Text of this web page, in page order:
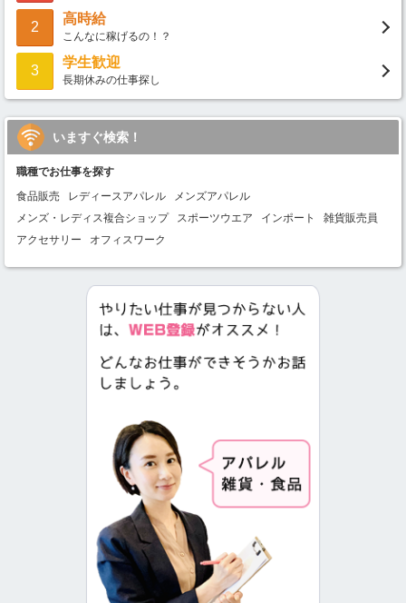
2
高時給
こんなに稼げるの！？
3
学生歓迎
長期休みの仕事探し
いますぐ検索！
職種でお仕事を探す
食品販売
レディースアパレル
メンズアパレル
メンズ・レディス複合ショップ
スポーツウエア インポート
雑貨販売員
アクセサリー
オフィスワーク